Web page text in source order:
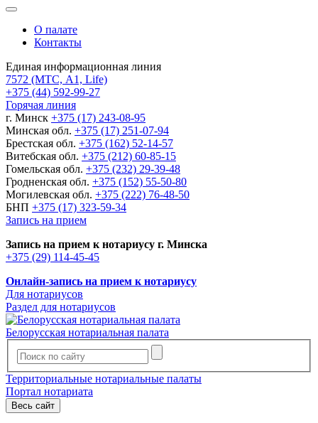
О палате
Контакты
Единая информационная линия
7572 (МТС, A1, Life)
+375 (44) 592-99-27
Горячая линия
г. Минск +375 (17) 243-08-95
Минская обл. +375 (17) 251-07-94
Брестская обл. +375 (162) 52-14-57
Витебская обл. +375 (212) 60-85-15
Гомельская обл. +375 (232) 29-39-48
Гродненская обл. +375 (152) 55-50-80
Могилевская обл. +375 (222) 76-48-50
БНП +375 (17) 323-59-34
Запись на прием
Запись на прием к нотариусу г. Минска
+375 (29) 114-45-45
Онлайн-запись на прием к нотариусу
Для нотариусов
Раздел для нотариусов
Белорусская нотариальная палата
Территориальные нотариальные палаты
Портал нотариата
Весь сайт